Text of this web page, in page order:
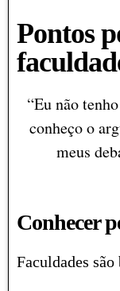
Pontos
“Eu não
conheço o
meus
Conhecer
Faculdades